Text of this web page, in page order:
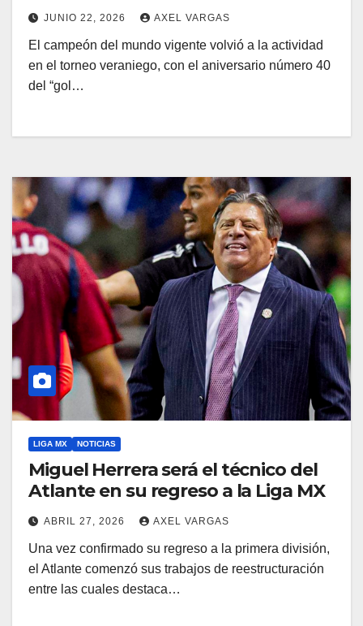
JUNIO 22, 2026 AXEL VARGAS
El campeón del mundo vigente volvió a la actividad
en el torneo veraniego, con el aniversario número 40
del “gol…
LIGA MX NOTICIAS
Miguel Herrera será el técnico del
Atlante en su regreso a la Liga MX
ABRIL 27, 2026 AXEL VARGAS
Una vez confirmado su regreso a la primera división,
el Atlante comenzó sus trabajos de reestructuración
entre las cuales destaca…